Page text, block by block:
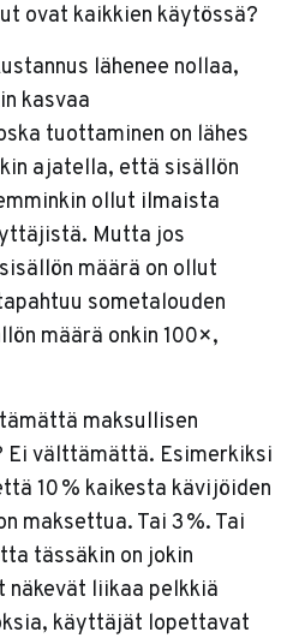
ovat kaikkien käytössä?
lähenee nollaa,
kasvaa
tuottaminen on lähes
ajatella, että sisällön
ollut ilmaista
Mutta jos
määrä on ollut
sometalouden
määrä onkin 100×,
maksullisen
Ei välttämättä. Esimerkiksi
10 % kaikesta kävijöiden
maksettua. Tai 3 %. Tai
tässäkin on jokin
liikaa pelkkiä
käyttäjät lopettavat